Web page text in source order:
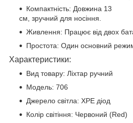
Компактність: Довжина 13
см, зручний для носіння.
Живлення: Працює від двох
Простота: Один основний
Характеристики:
Вид товару: Ліхтар ручний
Модель: 706
Джерело світла: XPE діод
Колір світіння: Червоний (Red)